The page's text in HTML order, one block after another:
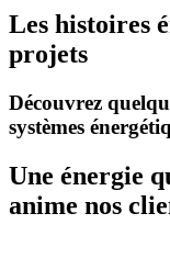
Les histoires
projets
Découvrez
systèmes
Une énergie
anime nos